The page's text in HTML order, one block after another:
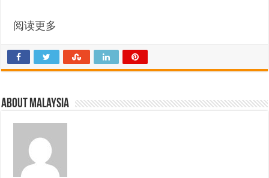
阅读更多
About Malaysia